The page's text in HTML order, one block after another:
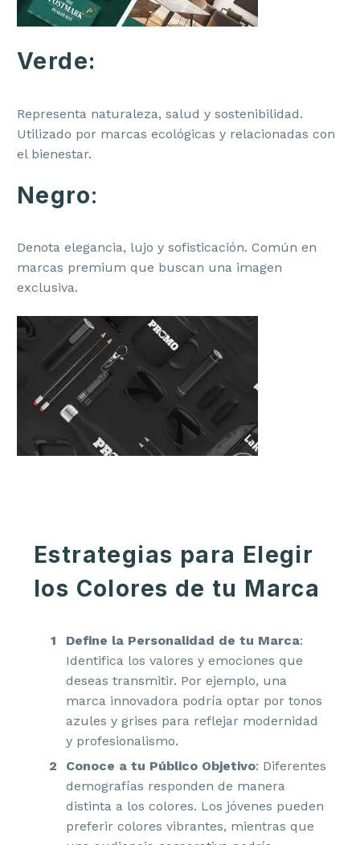
Verde:
Representa naturaleza, salud y sostenibilidad.
Utilizado por marcas ecológicas y relacionadas con
el bienestar.
Negro:
Denota elegancia, lujo y sofisticación. Común en
marcas premium que buscan una imagen
exclusiva.
Estrategias para Elegir
los Colores de tu Marca
Define la Personalidad de tu Marca:
Identifica los valores y emociones que
deseas transmitir. Por ejemplo, una
marca innovadora podría optar por tonos
azules y grises para reflejar modernidad
y profesionalismo.
Conoce a tu Público Objetivo: Diferentes
demografías responden de manera
distinta a los colores. Los jóvenes pueden
preferir colores vibrantes, mientras que